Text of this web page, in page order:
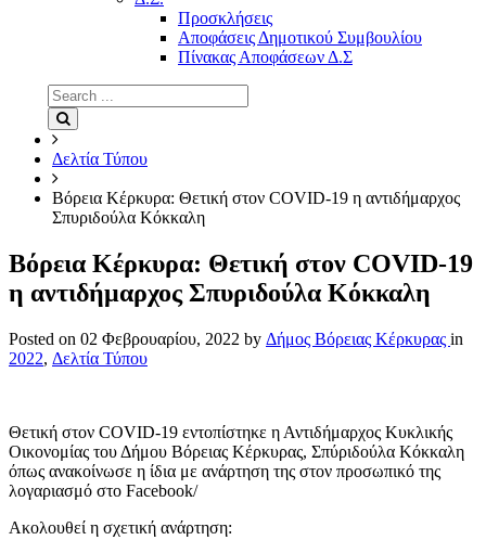
Προσκλήσεις
Αποφάσεις Δημοτικού Συμβουλίου
Πίνακας Αποφάσεων Δ.Σ
Search
for:
Δελτία Τύπου
Βόρεια Κέρκυρα: Θετική στον COVID-19 η αντιδήμαρχος
Σπυριδούλα Κόκκαλη
Βόρεια Κέρκυρα: Θετική στον COVID-19
η αντιδήμαρχος Σπυριδούλα Κόκκαλη
Posted on 02 Φεβρουαρίου, 2022 by Δήμος Βόρειας Κέρκυρας in
2022, Δελτία Τύπου
Θετική στον COVID-19 εντοπίστηκε η Αντιδήμαρχος Κυκλικής
Οικονομίας του Δήμου Βόρειας Κέρκυρας, Σπύριδούλα Κόκκαλη
όπως ανακοίνωσε η ίδια με ανάρτηση της στον προσωπικό της
λογαριασμό στο Facebook/
Ακολουθεί η σχετική ανάρτηση: